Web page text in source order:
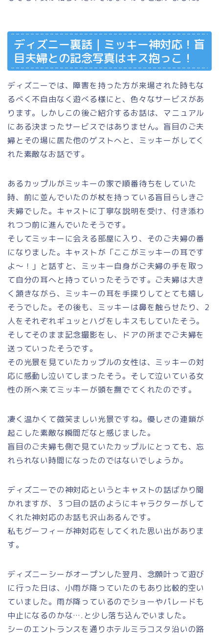
ディズニー裏話｜ミッキー神対応！盲
目夫婦との記念写真はキス抱っこ！
ディズニーでは、障害を持った方が来場された時もな
るべく不自由なく遊べる様にと、色々なサービスがあ
ります。しかしこの後ご紹介するお話は、マニュアル
にある決まったサービスではありません。盲目のご夫
婦とその場に居た他のゲストへと、ミッキーがしてく
れた素敵なお話です。
あるカップルがミッキーの家で順番待ちをしていた
時、前に並んでいたのが杖を持っている盲目らしきご
夫婦でした。キャストに丁寧な説明を受け、付き添わ
れつつ前に進んでいたそうです。
そしてミッキーに会える部屋に入り、そのご夫婦の番
になりました。キャストが「ここがミッキーの耳です
よ〜！」と話すと、ミッキー自身がご夫婦の手を取っ
て自分の耳へと持っていったそうです。ご夫婦は大き
く頷きながら、ミッキーの耳を手探りしてとても嬉し
そうでした。その後も、ミッキーは鼻を触らせたり、2
人をそれぞれギュッとハグをしキスもしていたそう。
そしてそのまま記念撮影をし、ドアの所までご夫婦を
送っていったそうです。
その光景を見ていたカップルの女性は、ミッキーの対
応に感動し泣いてしまったそう。そして泣いている女
性の所へ来てミッキーが頭を撫でてくれたのです。
凄く温かくて微笑ましい光景ですね。優しさの連鎖が
起こした素敵な瞬間だなと感じました。
盲目のご夫婦も側で見ていたカップルにとっても、忘
れられない時間になったのではないでしょうか。
ディズニーでの神対応というとキャストの話ばかり聞
かれますが、３つ目の話のようにキャラクターがして
くれた神対応のお話も沢山あるんです。
私もグーフィーが神対応をしてくれた思い出がありま
す。
ディズニーシーがオープンした翌月、念願叶って遊び
に行った日は、小雨が降っていたのもあり比較的空い
ていました。雨が降っているのでショーやパレードも
中止になるのかな….と少し落ち込んでいました。
シーのエントランスを通りホテルミラコスタ沿いの路